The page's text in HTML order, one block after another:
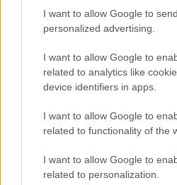
I want to allow Google to
personalized advertising.
I want to allow Google to
related to analytics like
device identifiers in apps.
I want to allow Google to
related to functionality of the
I want to allow Google to
related to personalization.
temperature, il
consumistico descritto da
decrescita: è uno
persone di lavorare,
finire all’ospedale. Il punto
agli altri costosissime
almeno dimostrare di
così: gli obiettivi sono
amministrazione